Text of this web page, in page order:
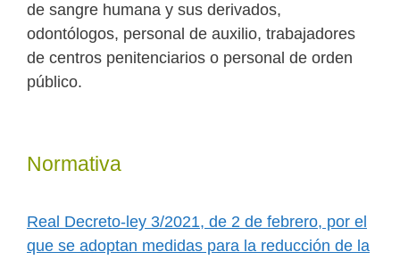
de sangre humana y sus derivados,
odontólogos, personal de auxilio, trabajadores
de centros penitenciarios o personal de orden
público.
Normativa
Real Decreto-ley 3/2021, de 2 de febrero, por el
que se adoptan medidas para la reducción de la